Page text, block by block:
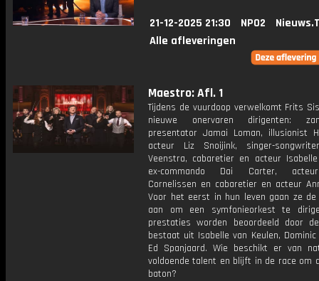
21-12-2025 21:30 NPO2
Alle afleveringen
Maestro: Afl. 1
Tijdens de vuurdoop verwelkomt Frits
nieuwe onervaren dirigenten:
presentator Jamai Loman, illusionist
acteur Liz Snoijink, singer-
Veenstra, cabaretier en acteur
ex-commando Dai Carter,
Cornelissen en cabaretier en acteur
Voor het eerst in hun leven gaan ze de
aan om een symfonieorkest te
prestaties worden beoordeeld door
bestaat uit Isabelle van Keulen,
Ed Spanjaard. Wie beschikt er van
voldoende talent en blijft in de race om
baton?